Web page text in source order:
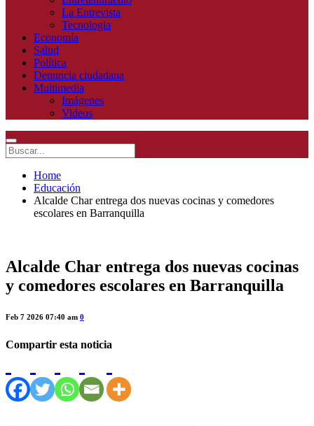
La Entrevista
Tecnologia
Economía
Salud
Política
Denuncia ciudadana
Multimedia
Imágenes
Videos
Home
Educación
Alcalde Char entrega dos nuevas cocinas y comedores
escolares en Barranquilla
Alcalde Char entrega dos nuevas cocinas
y comedores escolares en Barranquilla
Feb 7 2026 07:40 am 0
Compartir esta noticia